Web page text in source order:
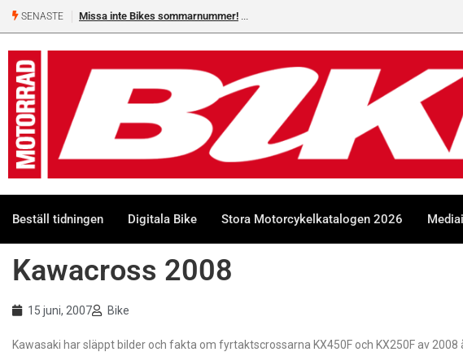
SENASTE Missa inte Bikes sommarnummer!
Beställ tidningen Digitala Bike Stora Motorcykelkatalogen 2026
Kawacross 2008
15 juni, 2007 Bike
Kawasaki har släppt bilder och fakta om fyrtaktscrossarna KX450F och KX250F av 2008